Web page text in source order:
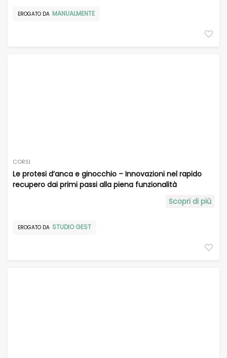
EROGATO DA MANUALMENTE
CORSI
Le protesi d’anca e ginocchio – Innovazioni nel rapido
recupero dai primi passi alla piena funzionalità
Scopri di più
EROGATO DA STUDIO GEST